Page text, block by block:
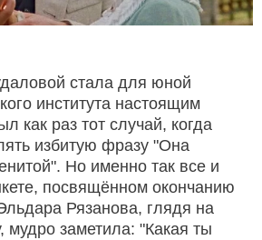
стала для юной
института настоящим
как раз тот случай, когда
избитую фразу "Она
Но именно так все и
посвящённом окончанию
Рязанова, глядя на
заметила: "Какая ты